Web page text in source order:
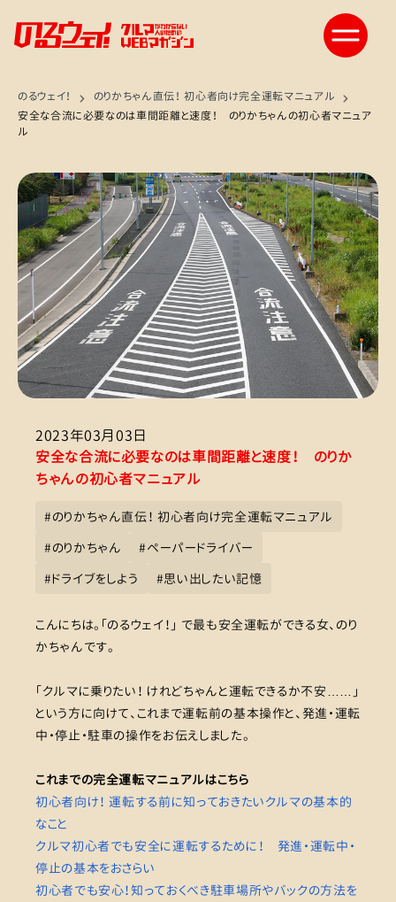
のるウェイ！
のりかちゃん直伝！ 初心者向け完全運転マニュアル
安全な合流に必要なのは車間距離と速度！ のりかちゃんの初心者マニュア
ル
2023年03月03日
安全な合流に必要なのは車間距離と速度！ のりか
ちゃんの初心者マニュアル
#のりかちゃん直伝！ 初心者向け完全運転マニュアル
#のりかちゃん #ペーパードライバー
#ドライブをしよう #思い出したい記憶
こんにちは。「のるウェイ！」 で最も安全運転ができる女、のり
かちゃんです。
「クルマに乗りたい！ けれどちゃんと運転できるか不安……」
という方に向けて、これまで運転前の基本操作と、発進・運転
中・停止・駐車の操作をお伝えしました。
これまでの完全運転マニュアルはこちら
初心者向け！ 運転する前に知っておきたいクルマの基本的
なこと
クルマ初心者でも安全に運転するために！ 発進・運転中・
停止の基本をおさらい
初心者でも安心！知っておくべき駐車場所やバックの方法を